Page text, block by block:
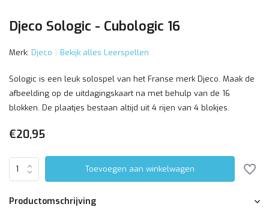
Djeco Sologic - Cubologic 16
Merk: Djeco Bekijk alles Leerspellen
Sologic is een leuk solospel van het Franse merk Djeco. Maak de
afbeelding op de uitdagingskaart na met behulp van de 16
blokken. De plaatjes bestaan altijd uit 4 rijen van 4 blokjes.
€20,95
Toevoegen aan winkelwagen
Productomschrijving